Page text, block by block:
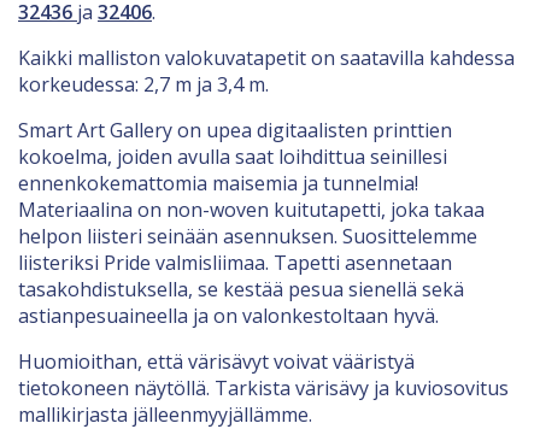
32436 ja 32406.
Kaikki malliston valokuvatapetit on saatavilla kahdessa
korkeudessa: 2,7 m ja 3,4 m.
Smart Art Gallery on upea digitaalisten printtien
kokoelma, joiden avulla saat loihdittua seinillesi
ennenkokemattomia maisemia ja tunnelmia!
Materiaalina on non-woven kuitutapetti, joka takaa
helpon liisteri seinään asennuksen. Suosittelemme
liisteriksi Pride valmisliimaa. Tapetti asennetaan
tasakohdistuksella, se kestää pesua sienellä sekä
astianpesuaineella ja on valonkestoltaan hyvä.
Huomioithan, että värisävyt voivat vääristyä
tietokoneen näytöllä. Tarkista värisävy ja kuviosovitus
mallikirjasta jälleenmyyjällämme.